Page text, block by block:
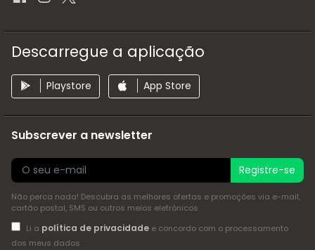
Descarregue a aplicação
Playstore App Store
Subscrever a newsletter
Registre-se
Não perca nada! Descubra as melhores ofertas e promoções via e-mail,
cartão postal, SMS ou outros meios eletrónicos
Li a política de privacidadee concordo com o processamento
dos meus dados